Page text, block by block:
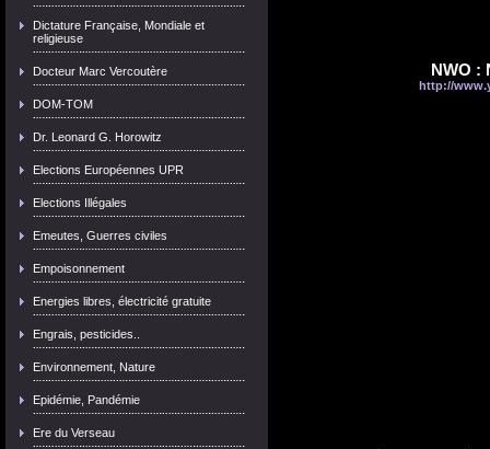
Dictature Française, Mondiale et
religieuse
Docteur Marc Vercoutère
DOM-TOM
Dr. Leonard G. Horowitz
Elections Européennes UPR
Elections Illégales
Emeutes, Guerres civiles
Empoisonnement
Energies libres, électricité gratuite
Engrais, pesticides..
Environnement, Nature
Epidémie, Pandémie
Ere du Verseau
NWO :
http://